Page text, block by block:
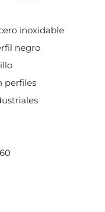
inoxidable
negro
perfiles